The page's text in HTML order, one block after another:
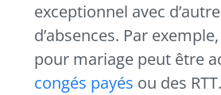
exceptionnel avec
d’absences. Par
pour mariage peut être
congés payés ou des